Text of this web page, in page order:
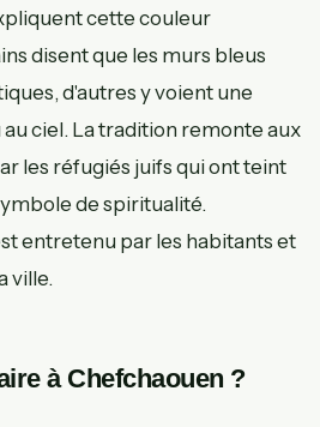
cette couleur
disent que les murs bleus
d'autres y voient une
ciel. La tradition remonte aux
les réfugiés juifs qui ont teint
de spiritualité.
entretenu par les habitants et
ville.
à Chefchaouen ?